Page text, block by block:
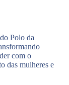
Polo da
com o
das mulheres e